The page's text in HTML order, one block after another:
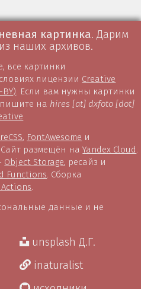
картинка. Дарим
наших архивов.
все картинки
лицензии Creative
. Если вам нужны картинки
на hires [at] dxfoto [dot]
, FontAwesome и
размещён наYandex Cloud
Object Storage, ресайз и
Functions . Сборка
данные и не
unsplash Д.Г.
inaturalist